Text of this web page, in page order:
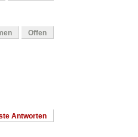
Offen
Antworten